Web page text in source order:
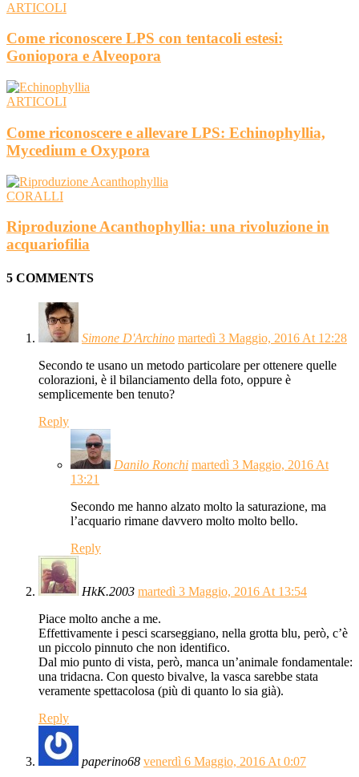
ARTICOLI
Come riconoscere LPS con tentacoli estesi:
Goniopora e Alveopora
ARTICOLI
Come riconoscere e allevare LPS: Echinophyllia,
Mycedium e Oxypora
CORALLI
Riproduzione Acanthophyllia: una rivoluzione in
acquariofilia
5 COMMENTS
Simone D'Archino martedì 3 Maggio, 2016 At 12:28
Secondo te usano un metodo particolare per ottenere quelle
colorazioni, è il bilanciamento della foto, oppure è
semplicemente ben tenuto?
Reply
Danilo Ronchi martedì 3 Maggio, 2016 At
13:21
Secondo me hanno alzato molto la saturazione, ma
l’acquario rimane davvero molto molto bello.
Reply
HkK.2003 martedì 3 Maggio, 2016 At 13:54
Piace molto anche a me.
Effettivamente i pesci scarseggiano, nella grotta blu, però, c’è
un piccolo pinnuto che non identifico.
Dal mio punto di vista, però, manca un’animale fondamentale:
una tridacna. Con questo bivalve, la vasca sarebbe stata
veramente spettacolosa (più di quanto lo sia già).
Reply
paperino68 venerdì 6 Maggio, 2016 At 0:07